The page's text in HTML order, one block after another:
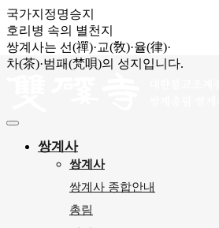
국가지정명승지
호리병 속의 별천지
쌍계사는 선(禪)·교(敎)·율(律)·
차(茶)·범패(梵唄)의 성지입니다.
쌍계사
쌍계사
쌍계사 종합안내
총림